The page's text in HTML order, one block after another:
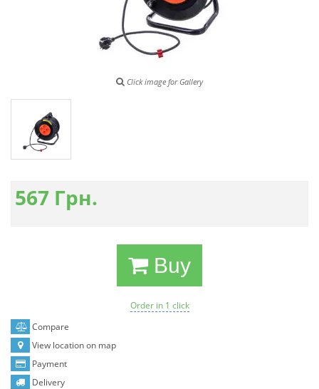
Click image for Gallery
567 Грн.
Buy
Order in 1 click
Compare
View location on map
Payment
Delivery